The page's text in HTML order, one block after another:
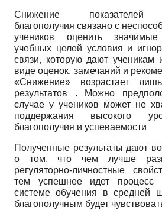
Снижение показателей
благополучия связано с
учеников оценить
учебных целей условия и
связи, которую дают ученикам
виде оценок, замечаний и
«Снижение» возрастает
результатов . Можно
случае у учеников может не
поддержания высокого
благополучия и успеваемости
Полученные результаты дают
о том, что чем лучше
регуляторно-личностные
тем успешнее идет процесс
системе обучения в средней
благополучным будет